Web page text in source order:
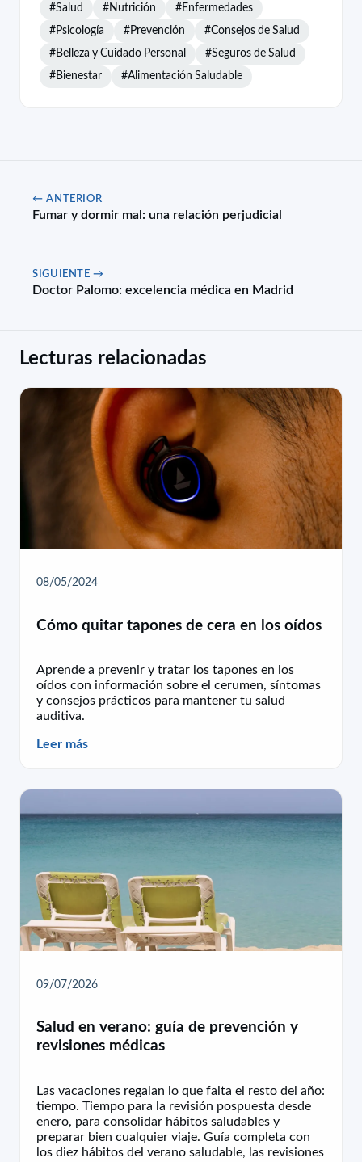
#Salud #Nutrición #Enfermedades
#Psicología #Prevención #Consejos de Salud
#Belleza y Cuidado Personal #Seguros de Salud
#Bienestar #Alimentación Saludable
← ANTERIOR
Fumar y dormir mal: una relación perjudicial
SIGUIENTE →
Doctor Palomo: excelencia médica en Madrid
Lecturas relacionadas
08/05/2024
Cómo quitar tapones de cera en los oídos
Aprende a prevenir y tratar los tapones en los
oídos con información sobre el cerumen, síntomas
y consejos prácticos para mantener tu salud
auditiva.
Leer más
09/07/2026
Salud en verano: guía de prevención y
revisiones médicas
Las vacaciones regalan lo que falta el resto del año:
tiempo. Tiempo para la revisión pospuesta desde
enero, para consolidar hábitos saludables y
preparar bien cualquier viaje. Guía completa con
los diez hábitos del verano saludable, las revisiones